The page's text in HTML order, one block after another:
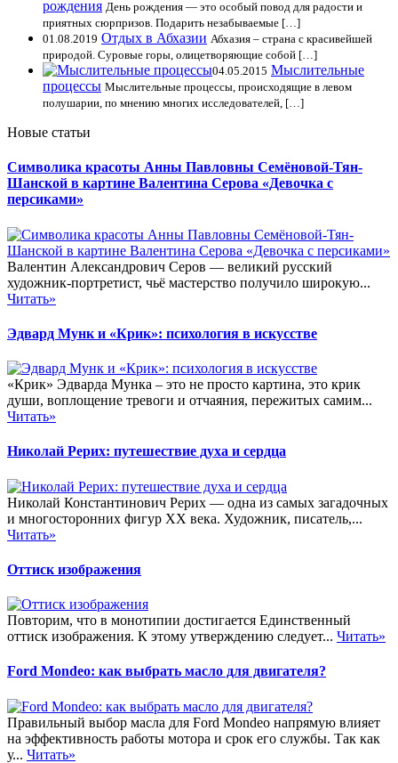
рождения День рождения — это особый повод для радости и
приятных сюрпризов. Подарить незабываемые […]
01.08.2019 Отдых в Абхазии Абхазия – страна с красивейшей
природой. Суровые горы, олицетворяющие собой […]
04.05.2015 Мыслительные
процессы Мыслительные процессы, происходящие в левом
полушарии, по мнению многих исследователей, […]
Новые статьи
Символика красоты Анны Павловны Семёновой-Тян-
Шанской в картине Валентина Серова «Девочка с
персиками»
Валентин Александрович Серов — великий русский
художник-портретист, чьё мастерство получило широкую...
Читать»
Эдвард Мунк и «Крик»: психология в искусстве
«Крик» Эдварда Мунка – это не просто картина, это крик
души, воплощение тревоги и отчаяния, пережитых самим...
Читать»
Николай Рерих: путешествие духа и сердца
Николай Константинович Рерих — одна из самых загадочных
и многосторонних фигур XX века. Художник, писатель,...
Читать»
Оттиск изображения
Повторим, что в монотипии достигается Единственный
оттиск изображения. К этому утверждению следует... Читать»
Ford Mondeo: как выбрать масло для двигателя?
Правильный выбор масла для Ford Mondeo напрямую влияет
на эффективность работы мотора и срок его службы. Так как
у... Читать»